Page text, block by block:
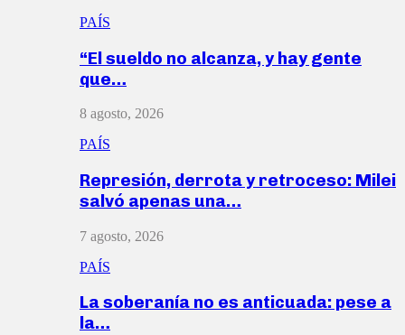
PAÍS
“El sueldo no alcanza, y hay gente
que…
8 agosto, 2026
PAÍS
Represión, derrota y retroceso: Milei
salvó apenas una…
7 agosto, 2026
PAÍS
La soberanía no es anticuada: pese a
la…